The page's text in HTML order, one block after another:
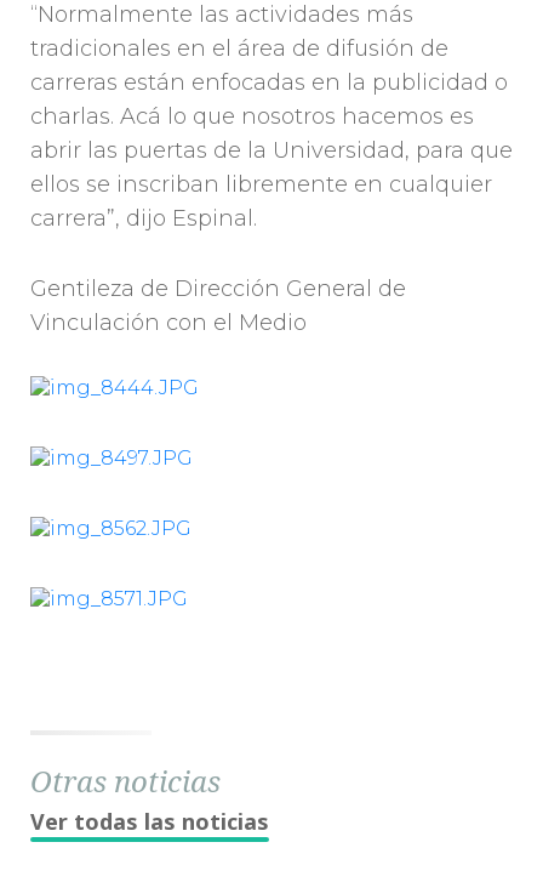
“Normalmente las actividades más
tradicionales en el área de difusión de
carreras están enfocadas en la publicidad o
charlas. Acá lo que nosotros hacemos es
abrir las puertas de la Universidad, para que
ellos se inscriban libremente en cualquier
carrera”, dijo Espinal.
Gentileza de Dirección General de
Vinculación con el Medio
Otras noticias
Ver todas las noticias